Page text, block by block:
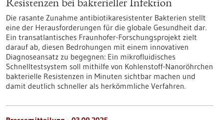
Resistenzen bei bakterieller Infektion
Die rasante Zunahme antibiotikaresistenter Bakterien stellt
eine der Herausforderungen für die globale Gesundheit dar.
Ein transatlantisches Fraunhofer-Forschungsprojekt zielt
darauf ab, diesen Bedrohungen mit einem innovativen
Diagnoseansatz zu begegnen: Ein mikrofluidisches
Schnelltestsystem soll mithilfe von Kohlenstoff-Nanoröhrchen
bakterielle Resistenzen in Minuten sichtbar machen und
damit deutlich schneller als herkömmliche Verfahren.